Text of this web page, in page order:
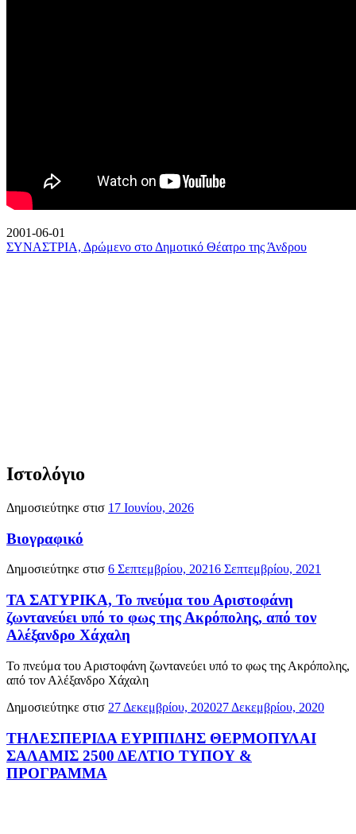
2001-06-01
ΣΥΝΑΣΤΡΙΑ, Δρώμενο στο Δημοτικό Θέατρο της Άνδρου
Ιστολόγιο
Δημοσιεύτηκε στισ 17 Ιουνίου, 2026
Βιογραφικό
Δημοσιεύτηκε στισ 6 Σεπτεμβρίου, 20216 Σεπτεμβρίου, 2021
ΤΑ ΣΑΤΥΡΙΚΑ, Το πνεύμα του Αριστοφάνη
ζωντανεύει υπό το φως της Ακρόπολης, από τον
Αλέξανδρο Χάχαλη
Το πνεύμα του Αριστοφάνη ζωντανεύει υπό το φως της Ακρόπολης,
από τον Αλέξανδρο Χάχαλη
Δημοσιεύτηκε στισ 27 Δεκεμβρίου, 202027 Δεκεμβρίου, 2020
ΤΗΛΕΣΠΕΡΙΔΑ ΕΥΡΙΠΙΔΗΣ ΘΕΡΜΟΠΥΛΑΙ
ΣΑΛΑΜΙΣ 2500 ΔΕΛΤΙΟ ΤΥΠΟΥ &
ΠΡΟΓΡΑΜΜΑ